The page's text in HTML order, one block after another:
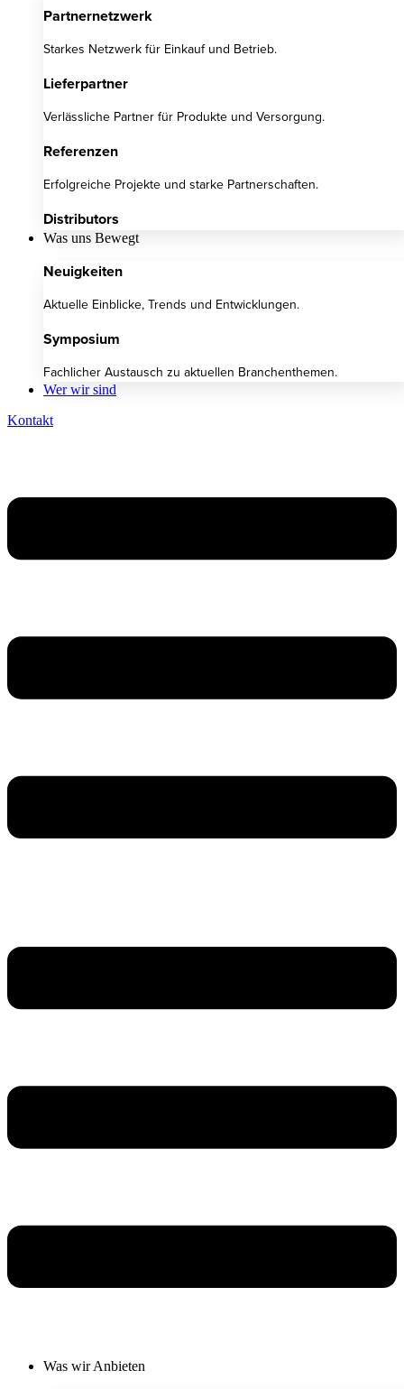
Partnernetzwerk
Starkes Netzwerk für Einkauf und Betrieb.
Lieferpartner
Verlässliche Partner für Produkte und Versorgung.
Referenzen
Erfolgreiche Projekte und starke Partnerschaften.
Distributors
Was uns Bewegt
Neuigkeiten
Aktuelle Einblicke, Trends und Entwicklungen.
Symposium
Fachlicher Austausch zu aktuellen Branchenthemen.
Wer wir sind
Kontakt
Was wir Anbieten